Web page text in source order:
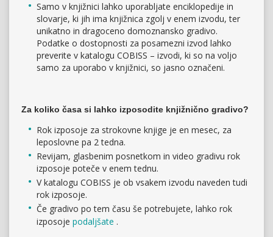
Samo v knjižnici lahko uporabljate enciklopedije in
slovarje, ki jih ima knjižnica zgolj v enem izvodu, ter
unikatno in dragoceno domoznansko gradivo.
Podatke o dostopnosti za posamezni izvod lahko
preverite v katalogu COBISS – izvodi, ki so na voljo
samo za uporabo v knjižnici, so jasno označeni.
Za koliko časa si lahko izposodite knjižnično gradivo?
Rok izposoje za strokovne knjige je en mesec, za
leposlovne pa 2 tedna.
Revijam, glasbenim posnetkom in video gradivu rok
izposoje poteče v enem tednu.
V katalogu COBISS je ob vsakem izvodu naveden tudi
rok izposoje.
Če gradivo po tem času še potrebujete, lahko rok
izposoje podaljšate .